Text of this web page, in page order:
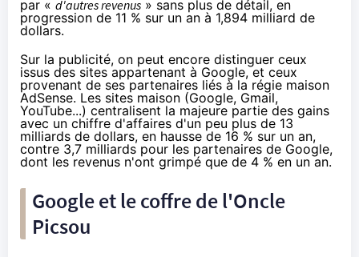
par « d'autres revenus » sans plus de détail, en
progression de 11 % sur un an à 1,894 milliard de
dollars.
Sur la publicité, on peut encore distinguer ceux
issus des sites appartenant à Google, et ceux
provenant de ses partenaires liés à la régie maison
AdSense. Les sites maison (Google, Gmail,
YouTube...) centralisent la majeure partie des gains
avec un chiffre d'affaires d'un peu plus de 13
milliards de dollars, en hausse de 16 % sur un an,
contre 3,7 milliards pour les partenaires de Google,
dont les revenus n'ont grimpé que de 4 % en un an.
Google et le coffre de l'Oncle
Picsou